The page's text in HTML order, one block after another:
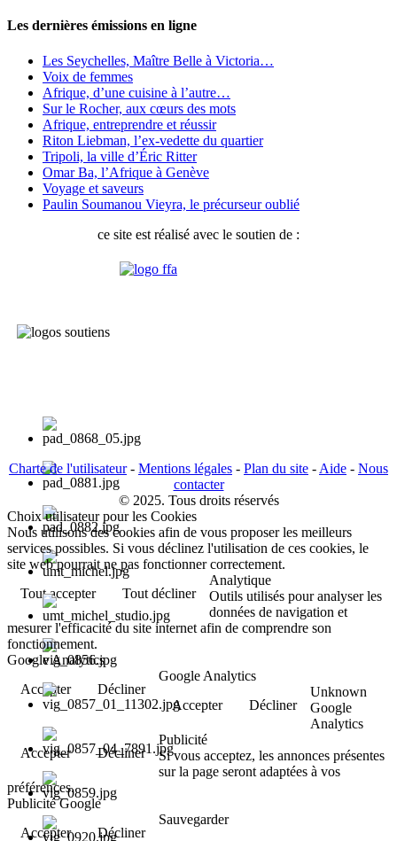
Les dernières émissions en ligne
Les Seychelles, Maître Belle à Victoria…
Voix de femmes
Afrique, d’une cuisine à l’autre…
Sur le Rocher, aux cœurs des mots
Afrique, entreprendre et réussir
Riton Liebman, l’ex-vedette du quartier
Tripoli, la ville d’Éric Ritter
Omar Ba, l’Afrique à Genève
Voyage et saveurs
Paulin Soumanou Vieyra, le précurseur oublié
ce site est réalisé avec le soutien de :
Charte de l'utilisateur- Mentions légales - Plan du site - Aide - Nous
contacter
© 2025. Tous droits réservés
Choix utilisateur pour les Cookies
Nous utilisons des cookies afin de vous proposer les meilleurs
services possibles. Si vous déclinez l'utilisation de ces cookies, le
site web pourrait ne pas fonctionner correctement.
Tout accepter
Tout décliner
Analytique
Outils utilisés pour analyser les
données de navigation et
mesurer l'efficacité du site internet afin de comprendre son
fonctionnement.
Google Analytics
Accepter
Décliner
Google Analytics
Accepter
Décliner
Unknown
Google
Analytics
Accepter
Décliner
Publicité
Si vous acceptez, les annonces présentes
sur la page seront adaptées à vos
préférences.
Publicité Google
Accepter
Décliner
Sauvegarder